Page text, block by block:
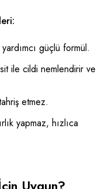
güçlü formül.
ile cildi nemlendirir ve
etmez.
yapmaz, hızlıca